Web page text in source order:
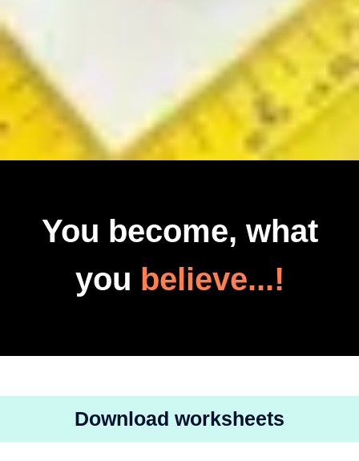
You become, what
you believe...!
Download worksheets